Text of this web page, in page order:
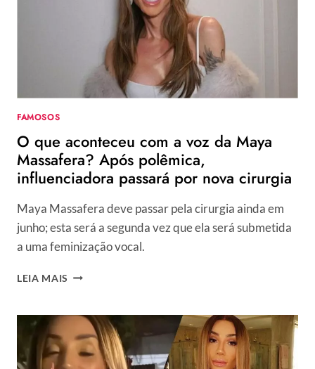
FEMINILIZAÇÃO
TRANSIÇÃO
GÊNERO:
“CURIOSA”
FAMOSOS
O que aconteceu com a voz da Maya
Massafera? Após polêmica,
influenciadora passará por nova cirurgia
Maya Massafera deve passar pela cirurgia ainda em
junho; esta será a segunda vez que ela será submetida
a uma feminização vocal.
LEIA MAIS
COM
VOZ
DA